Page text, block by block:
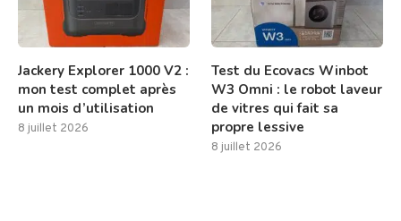
Jackery Explorer 1000 V2 :
mon test complet après
un mois d’utilisation
8 juillet 2026
Test du Ecovacs Winbot
W3 Omni : le robot laveur
de vitres qui fait sa
propre lessive
8 juillet 2026